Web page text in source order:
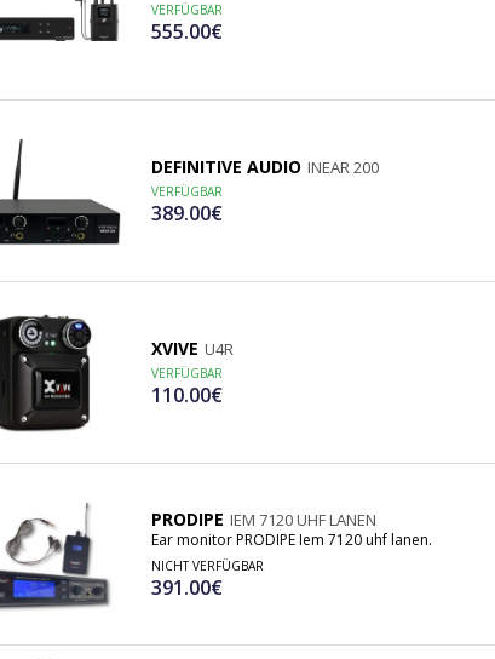
VERFÜGBAR
555.00€
DEFINITIVE AUDIO INEAR 200
VERFÜGBAR
389.00€
XVIVE U4R
VERFÜGBAR
110.00€
PRODIPE IEM 7120 UHF LANEN
Ear monitor PRODIPE Iem 7120 uhf lanen.
NICHT VERFÜGBAR
391.00€